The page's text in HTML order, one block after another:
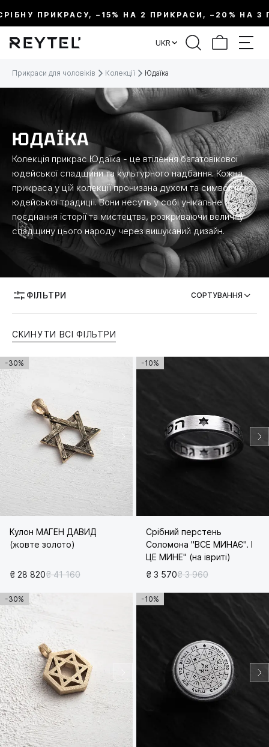
ПРИКРАСУ, –15% НА 2 ПРИКРАСИ, –20% НА 3
UKR
Прикраси для чоловіків Колекції Юдаїка
ЮДАЇКА
Колекція прикрас Юдаїка - це втілення багатовікової
юдейської спадщини та культурного надбання. Кожна
прикраса у цій колекції пронизана духом та символікою
юдейської традиції. Вони несуть у собі унікальне
поєднання історії та мистецтва, розкриваючи величну
спадщину цього народу через вишуканий дизайн.
ФІЛЬТРИ
ФІЛЬТР
ВИД ПРИКРАСИ
КОЛЕКЦІЇ
РОЗМІР
МОЖЛИВІСТЬ ГРАВІЮВАННЯ СОРТУВАННЯ
СКИНУТИ ВСІ ФІЛЬТРИ
-30%
Кулон МАГЕН ДАВИД
(жовте золото)
₴ 28 820₴ 41 160
-10%
Срібний перстень
Соломона "ВСЕ МИНАЄ". І
ЦЕ МИНЕ" (на івриті)
₴ 3 570₴ 3 960
-30% -10%